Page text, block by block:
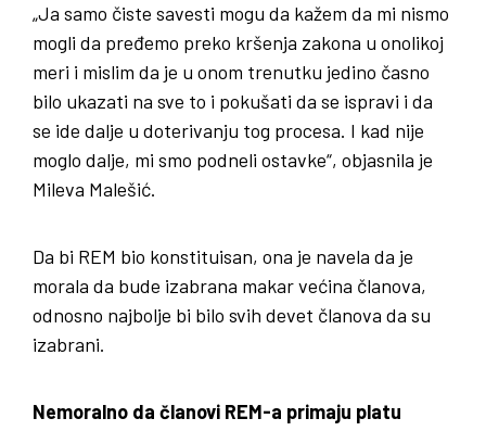
„Ja samo čiste savesti mogu da kažem da mi nismo
mogli da pređemo preko kršenja zakona u onolikoj
meri i mislim da je u onom trenutku jedino časno
bilo ukazati na sve to i pokušati da se ispravi i da
se ide dalje u doterivanju tog procesa. I kad nije
moglo dalje, mi smo podneli ostavke“, objasnila je
Mileva Malešić.
Da bi REM bio konstituisan, ona je navela da je
morala da bude izabrana makar većina članova,
odnosno najbolje bi bilo svih devet članova da su
izabrani.
Nemoralno da članovi REM-a primaju platu